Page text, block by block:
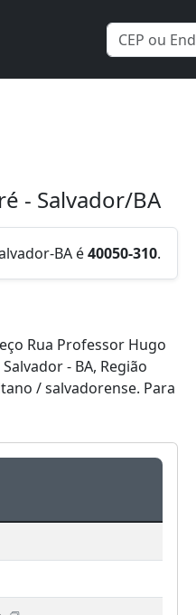
- Salvador/BA
BA é40050-310.
Rua Professor Hugo
- BA, Região
/ salvadorense. Para